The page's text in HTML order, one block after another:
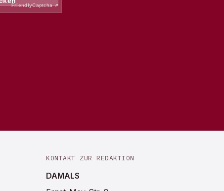
KONTAKT ZUR REDAKTION
DAMALS